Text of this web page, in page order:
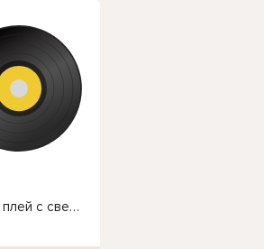
Чтобы прослушать онлайн песню Bengü - Aleyhime нажмите на кнопку плей с светом зелений